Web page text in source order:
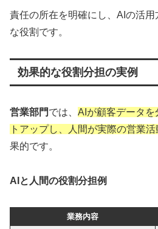
責任の所在を明確にし、AIの活
な役割です。
効果的な役割分担の実例
営業部門では、 AIが顧客データを
トアップし、人間が実際の営業
果的です。
AIと人間の役割分担例
業務内容